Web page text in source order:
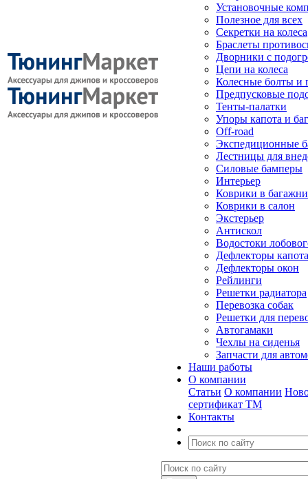
Установочные
Полезное для всех
Секретки на колеса
Браслеты
Дворники с
Цепи на колеса
Колесные болты и
Предпусковые
Тенты-палатки
Упоры капота и
Off-road
Экспедиционные
Лестницы для
Силовые бамперы
Интерьер
Коврики в
Коврики в салон
Экстерьер
Антискол
Водостоки
Дефлекторы капота
Дефлекторы окон
Рейлинги
Решетки радиатора
Перевозка собак
Решетки для
Автогамаки
Чехлы на сиденья
Запчасти для
Наши работы
О компании
Статьи О компании
сертификат ТМ
Контакты